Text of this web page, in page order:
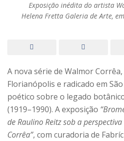
Exposição inédita do artista
Helena Fretta Galeria de Arte,
A nova série de Walmor
Florianópolis e radicado em
poético sobre o legado
(1919–1990). A exposição
de Raulino Reitz sob a
Corrêa”, com curadoria de